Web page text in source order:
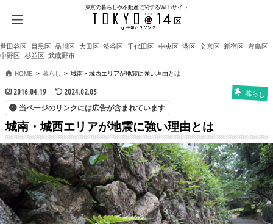
東京の暮らしや不動産に関するWEBサイト
世田谷区 目黒区 品川区 大田区 渋谷区 千代田区 中央区 港区 文京区 新宿区
豊島区
中野区 杉並区 武蔵野市
HOME 暮らし 城南・城西エリアが地震に強い理由とは
2016.04.19 2024.02.05 暮らし
当ページのリンクには広告が含まれています
城南・城西エリアが地震に強い理由とは